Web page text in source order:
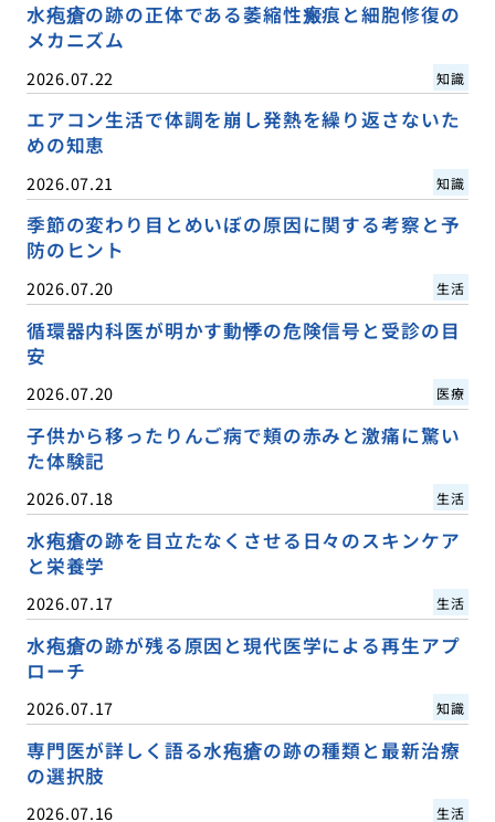
水疱瘡の跡の正体である萎縮性瘢痕と細胞修復の
メカニズム
2026.07.22 知識
エアコン生活で体調を崩し発熱を繰り返さないた
めの知恵
2026.07.21 知識
季節の変わり目とめいぼの原因に関する考察と予
防のヒント
2026.07.20 生活
循環器内科医が明かす動悸の危険信号と受診の目
安
2026.07.20 医療
子供から移ったりんご病で頬の赤みと激痛に驚い
た体験記
2026.07.18 生活
水疱瘡の跡を目立たなくさせる日々のスキンケア
と栄養学
2026.07.17 生活
水疱瘡の跡が残る原因と現代医学による再生アプ
ローチ
2026.07.17 知識
専門医が詳しく語る水疱瘡の跡の種類と最新治療
の選択肢
2026.07.16 生活